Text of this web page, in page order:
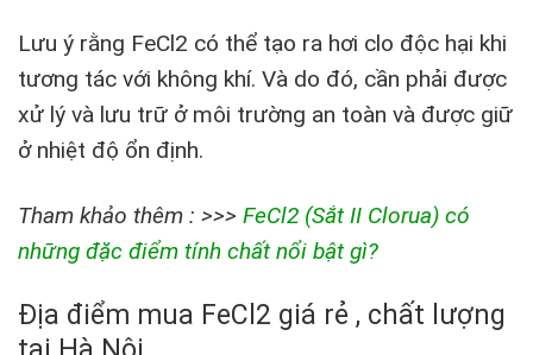
Lưu ý rằng FeCl2 có thể tạo ra hơi clo độc hại khi
tương tác với không khí.​​​​‌​‌‌‌‌​‌​​‌‌‌‌​​ Và do đó, cần phải được
xử lý và lưu trữ ở môi trường an toàn và được giữ
ở nhiệt độ ổn định.
Tham khảo thêm : >>> FeCl2 (Sắt II Clorua) có
những đặc điểm tính chất nổi bật gì?
Địa điểm mua FeCl2 giá rẻ , chất lượng